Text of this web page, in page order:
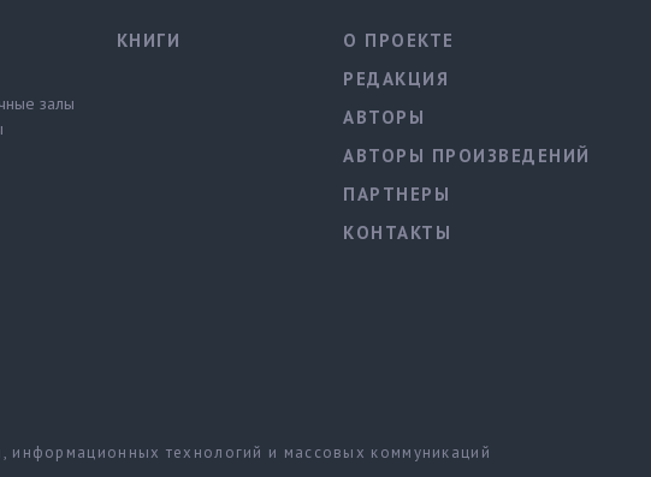
залы
КНИГИ
О ПРОЕКТЕ
РЕДАКЦИЯ
АВТОРЫ
АВТОРЫ ПРОИЗВЕДЕНИЙ
ПАРТНЕРЫ
КОНТАКТЫ
технологий и массовых коммуникаций